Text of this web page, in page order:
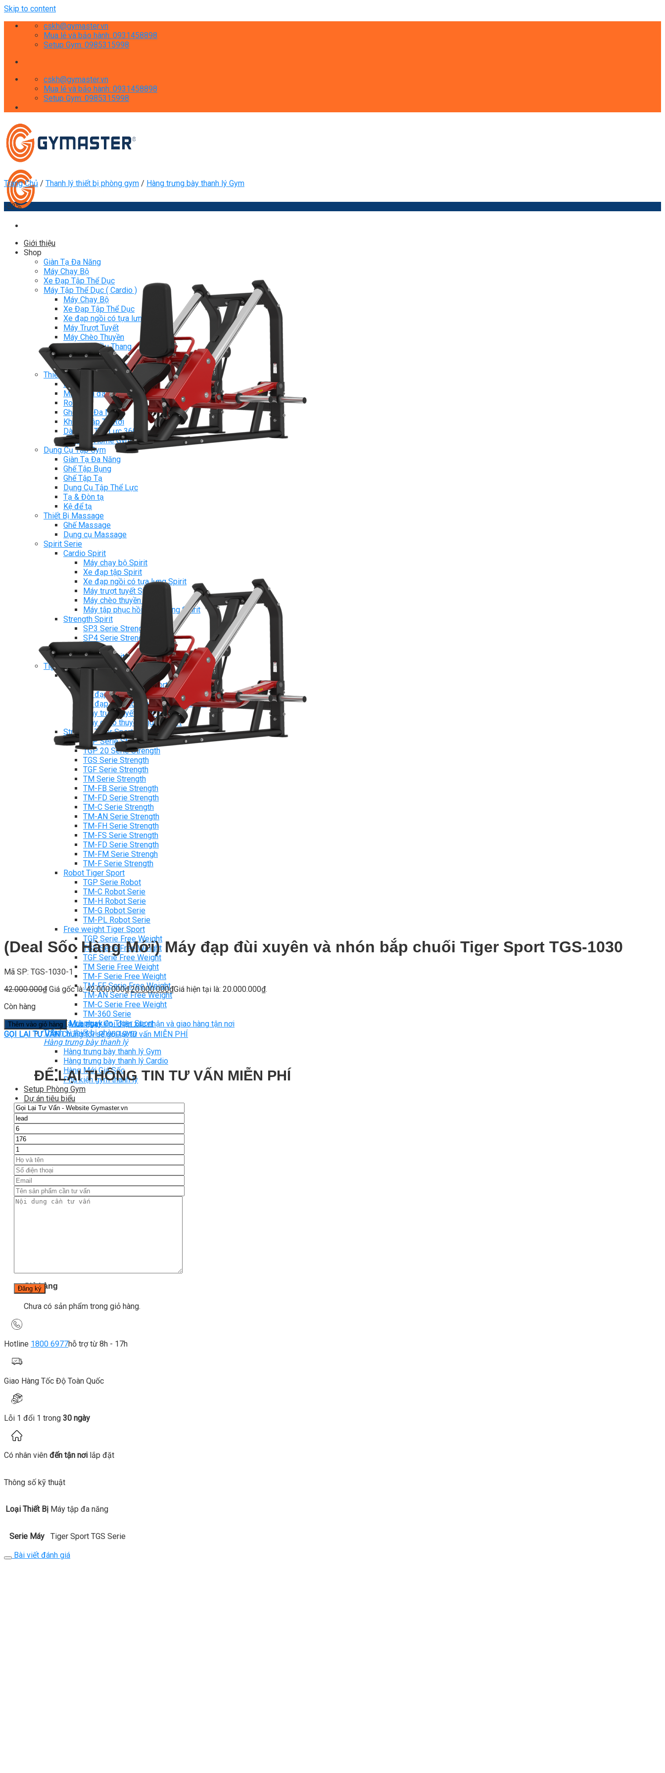
Skip to content
cskh@gymaster.vn
Mua lẻ và bảo hành: 0931458898
Setup Gym: 0985315998
cskh@gymaster.vn
Mua lẻ và bảo hành: 0931458898
Setup Gym: 0985315998
Giới thiệu
Shop
Giàn Tạ Đa Năng
Máy Chạy Bộ
Xe Đạp Tập Thể Dục
Máy Tập Thể Dục ( Cardio )
Máy Chạy Bộ
Xe Đạp Tập Thể Dục
Xe đạp ngồi có tựa lưng
Máy Trượt Tuyết
Máy Chèo Thuyền
Máy Leo Cầu Thang
Máy Rung Bụng
Máy tập phục hồi chức năng
Thiết Bị Phòng Gym chuyên dụng
Máy Khối Tập Với Cáp
Máy khối đa năng
Robot
Ghế Tập Đa Năng
Khung Tập Tạ Rời
Dàn Tập Thể Lực 360
Máy tập Home Gym
Dụng Cụ Tập Gym
Giàn Tạ Đa Năng
Ghế Tập Bụng
Ghế Tập Tạ
Dụng Cụ Tập Thể Lực
Tạ & Đòn tạ
Kệ để tạ
Thiết Bị Massage
Ghế Massage
Dụng cụ Massage
Spirit Serie
Cardio Spirit
Máy chạy bộ Spirit
Xe đạp tập Spirit
Xe đạp ngồi có tựa lưng Spirit
Máy trượt tuyết Spirit
Máy chèo thuyền Spirit
Máy tập phục hồi chức năng Spirit
Strength Spirit
SP3 Serie Strength Spirit
SP4 Serie Strength Spirit
Robot Spirit
Free weight Spirit
Tiger Sport Serie
Cardio Tiger Sport
Máy chạy bộ Tiger Sport
Xe đạp tập Tiger Sport
Xe đạp ngồi có tựa lưng Tiger Sport
Máy trượt tuyết Tiger Sport
Máy chèo thuyền Tiger Sport
Strength Tiger Sport
TGP Serie Strength
TGP 20 Serie Strength
TGS Serie Strength
TGF Serie Strength
TM Serie Strength
TM-FB Serie Strength
TM-FD Serie Strength
TM-C Serie Strength
TM-AN Serie Strength
TM-FH Serie Strength
TM-FS Serie Strength
TM-FD Serie Strength
TM-FM Serie Strengh
TM-F Serie Strength
Robot Tiger Sport
TGP Serie Robot
TM-C Robot Serie
TM-H Robot Serie
TM-G Robot Serie
TM-PL Robot Serie
Free weight Tiger Sport
TGP Serie Free Weight
TGS Serie Free Weight
TGF Serie Free Weight
TM Serie Free Weight
TM-F Serie Free Weight
TM-FF Serie Free Weight
TM-AN Serie Free Weight
TM-C Serie Free Weight
TM-360 Serie
Tạ và phụ kiện Tiger Sport
Thanh lý thiết bị phòng gym
Hàng trưng bày thanh lý
Hàng trưng bày thanh lý Gym
Hàng trưng bày thanh lý Cardio
Hàng Mới Giá Sốc
Phụ kiện gym thanh lý
Setup Phòng Gym
Dự án tiêu biểu
Tuyển Cộng Tác Viên
Blog
Kinh nghiệm đầu tư
Thiết bị gym
Tin tức
Hướng dẫn tập luyện
Chế độ ăn uống
Liên Hệ
Tìm kiếm:
Giỏ hàng
Chưa có sản phẩm trong giỏ hàng.
Trang Chủ / Thanh lý thiết bị phòng gym / Hàng trưng bày thanh lý Gym
-52%
(Deal Sốc Hàng Mới) Máy đạp đùi xuyên và nhón bắp chuối Tiger Sport TGS-1030
Mã SP: TGS-1030-1
42.000.000₫ Giá gốc là: 42.000.000₫.20.000.000₫Giá hiện tại là: 20.000.000₫.
Còn hàng
Thêm vào giỏ hàng Mua ngay Gọi điện xác nhận và giao hàng tận nơi
GỌI LẠI TƯ VẤN Chúng tôi sẽ gọi lại tư vấn MIỄN PHÍ
ĐỂ LẠI THÔNG TIN TƯ VẤN MIỄN PHÍ
Hotline 1800 6977hỗ trợ từ 8h - 17h
Giao Hàng Tốc Độ Toàn Quốc
Lỗi 1 đổi 1 trong 30 ngày
Có nhân viên đến tận nơi lắp đặt
Thông số kỹ thuật
Loại Thiết Bị Máy tập đa năng
Serie Máy
Tiger Sport TGS Serie
Bài viết đánh giá